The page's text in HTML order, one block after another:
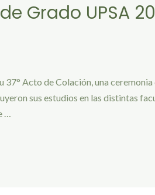
Grado UPSA
Acto de Colación, una
sus estudios en las distintas
…